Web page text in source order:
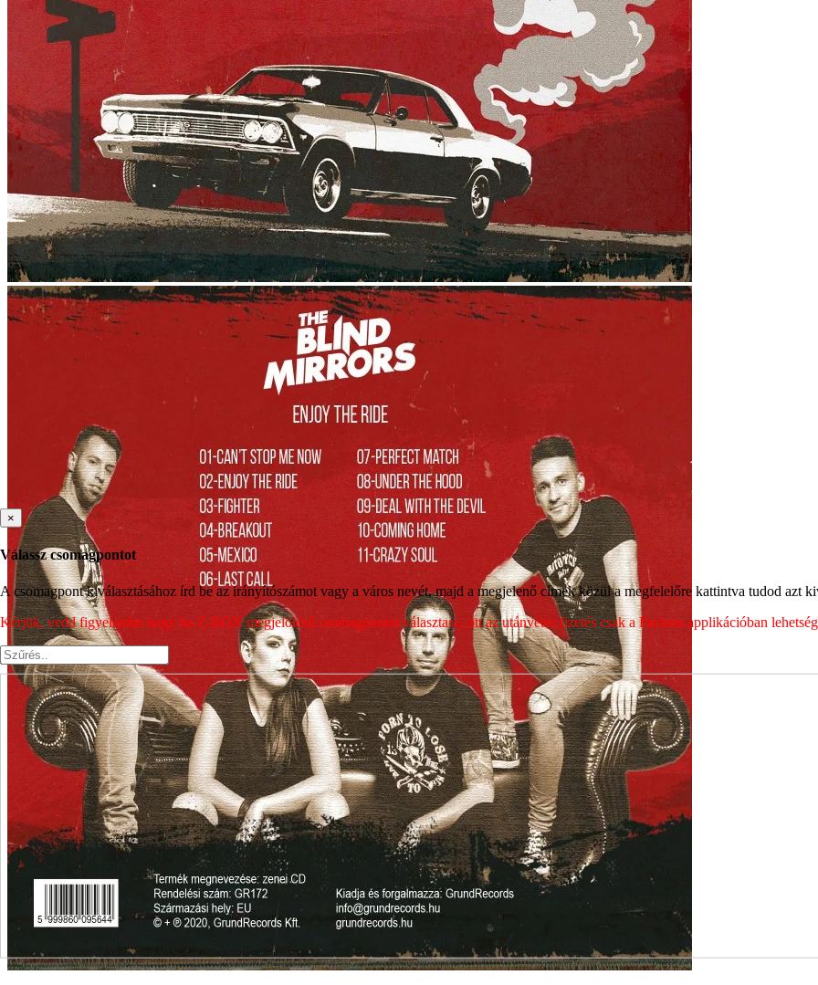
×
Válassz csomagpontot
A csomagpont kiválasztásához írd be az irányítószámot vagy a város nevét, majd a megjelenő címek közül a megfelelőre kattintva tudod azt
Kérjük, vedd figyelembe hogy ha Z-BOX megjelölésű csomagpontot választasz, ott az utánvétes fizetés csak a Packeta applikációban